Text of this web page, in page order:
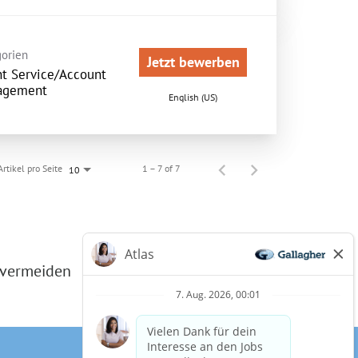
Service/Account
Jetzt bewerben
English (US)
pro Seite 10 1 – 7 of 7